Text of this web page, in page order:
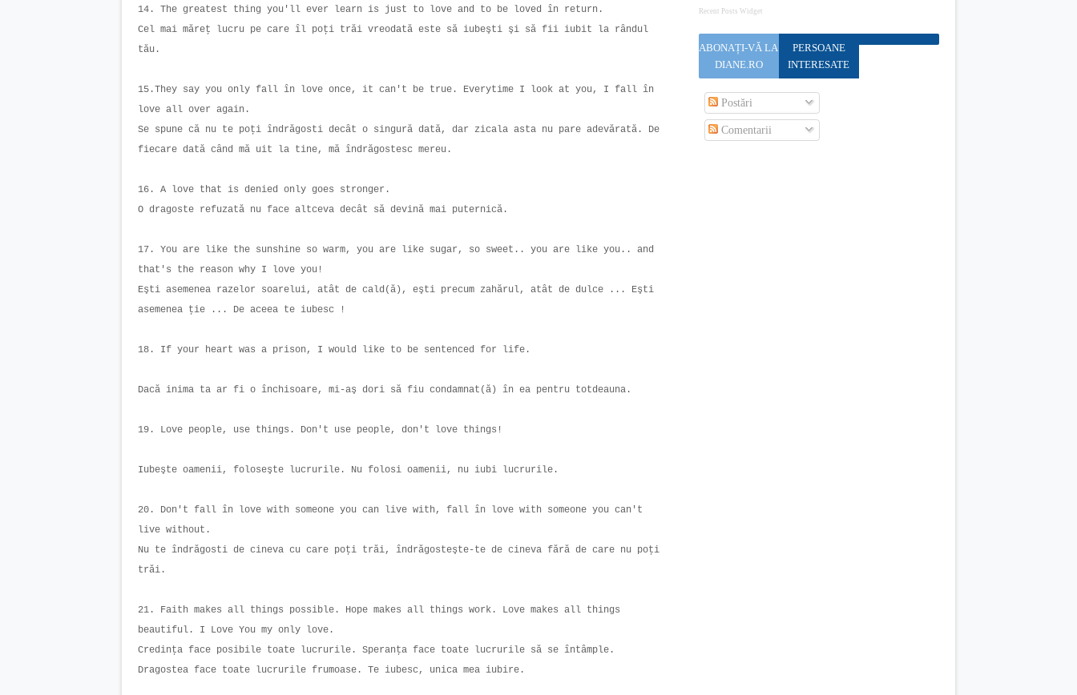
14. The greatest thing you'll ever learn is just to love and to be loved în return.
Cel mai măreţ lucru pe care îl poţi trăi vreodată este să iubeşti şi să fii iubit la rândul
tău.
15.They say you only fall în love once, it can't be true. Everytime I look at you, I fall în
love all over again.
Se spune că nu te poţi îndrăgosti decât o singură dată, dar zicala asta nu pare adevărată. De
fiecare dată când mă uit la tine, mă îndrăgostesc mereu.
16. A love that is denied only goes stronger.
O dragoste refuzată nu face altceva decât să devină mai puternică.
17. You are like the sunshine so warm, you are like sugar, so sweet.. you are like you.. and
that's the reason why I love you!
Eşti asemenea razelor soarelui, atât de cald(ă), eşti precum zahărul, atât de dulce ... Eşti
asemenea ţie ... De aceea te iubesc !
18. If your heart was a prison, I would like to be sentenced for life.
Dacă inima ta ar fi o închisoare, mi-aş dori să fiu condamnat(ă) în ea pentru totdeauna.
19. Love people, use things. Don't use people, don't love things!
Iubeşte oamenii, foloseşte lucrurile. Nu folosi oamenii, nu iubi lucrurile.
20. Don't fall în love with someone you can live with, fall în love with someone you can't
live without.
Nu te îndrăgosti de cineva cu care poţi trăi, îndrăgosteşte-te de cineva fără de care nu poţi
trăi.
21. Faith makes all things possible. Hope makes all things work. Love makes all things
beautiful. I Love You my only love.
Credinţa face posibile toate lucrurile. Speranţa face toate lucrurile să se întâmple.
Dragostea face toate lucrurile frumoase. Te iubesc, unica mea iubire.
Recent Posts Widget
ABONAȚI-VĂ LA
DIANE.RO
PERSOANE
INTERESATE
Postări
Comentarii